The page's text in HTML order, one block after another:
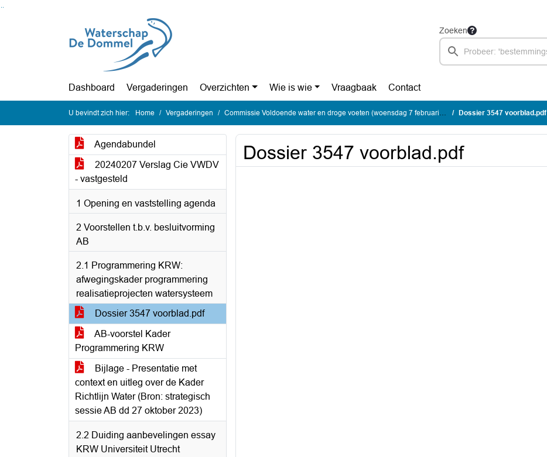
Zoeken
Dashboard Vergaderingen Overzichten Wie is wie Vraagbaak Contact
U bevindt zich hier: Home Vergaderingen Commissie Voldoende water en droge voeten (woensdag 7 februari 2024) Dossier 3547 voorblad.pdf
Agendabundel
20240207 Verslag Cie VWDV
- vastgesteld
1 Opening en vaststelling agenda
2 Voorstellen t.b.v. besluitvorming
AB
2.1 Programmering KRW:
afwegingskader programmering
realisatieprojecten watersysteem
Dossier 3547 voorblad.pdf
AB-voorstel Kader
Programmering KRW
Bijlage - Presentatie met
context en uitleg over de Kader
Richtlijn Water (Bron: strategisch
sessie AB dd 27 oktober 2023)
2.2 Duiding aanbevelingen essay
KRW Universiteit Utrecht
Dossier 3547 voorblad.pdf